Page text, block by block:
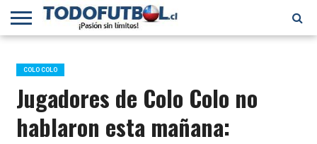
PRIMERA
B
SELECCIÓN
CHILENA
CHILENOS
EN EL
MUNDO
FÚTBOL
INTERNACIONAL
COLO COLO
Jugadores de Colo Colo no
hablaron esta mañana: